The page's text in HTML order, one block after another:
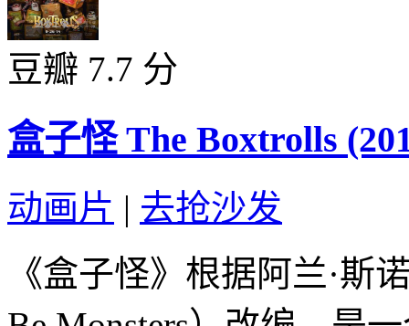
豆瓣 7.7 分
盒子怪 The Boxtrolls
动画片 | 去抢沙发
《盒子怪》根据阿兰·斯